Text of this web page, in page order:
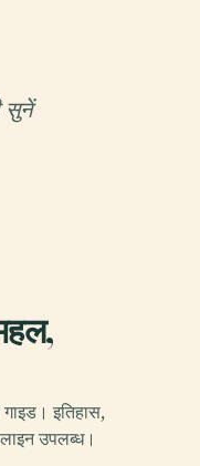
सुनें
इतिहास,
उपलब्ध।